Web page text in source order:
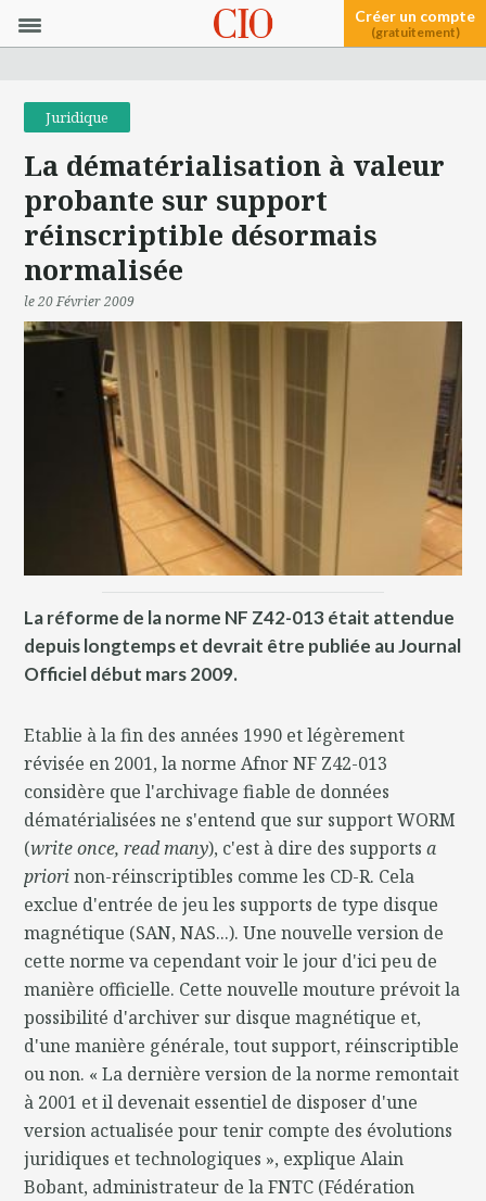
Créer un compte
(gratuitement)
Juridique
La dématérialisation à valeur
probante sur support
réinscriptible désormais
normalisée
le 20 Février 2009
La réforme de la norme NF Z42-013 était attendue
depuis longtemps et devrait être publiée au Journal
Officiel début mars 2009.
Etablie à la fin des années 1990 et légèrement
révisée en 2001, la norme Afnor NF Z42-013
considère que l'archivage fiable de données
dématérialisées ne s'entend que sur support WORM
(write once, read many), c'est à dire des supportsa
priorinon-réinscriptibles comme les CD-R. Cela
exclue d'entrée de jeu les supports de type disque
magnétique (SAN, NAS...). Une nouvelle version de
cette norme va cependant voir le jour d'ici peu de
manière officielle. Cette nouvelle mouture prévoit la
possibilité d'archiver sur disque magnétique et,
d'une manière générale, tout support, réinscriptible
ou non. « La dernière version de la norme remontait
à 2001 et il devenait essentiel de disposer d'une
version actualisée pour tenir compte des évolutions
juridiques et technologiques », explique Alain
Bobant, administrateur de la FNTC (Fédération